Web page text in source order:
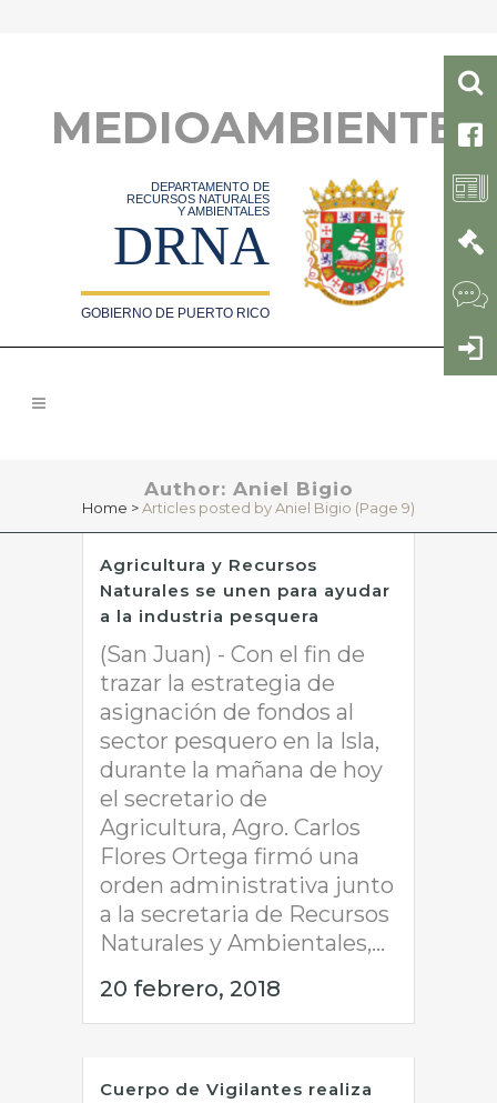
MEDIOAMBIENTE
DEPARTAMENTO DE
RECURSOS NATURALES
Y AMBIENTALES
DRNA
GOBIERNO DE PUERTO RICO
Author: Aniel Bigio
Home >Articles posted by Aniel Bigio (Page 9)
Agricultura y Recursos
Naturales se unen para ayudar
a la industria pesquera
(San Juan) - Con el fin de
trazar la estrategia de
asignación de fondos al
sector pesquero en la Isla,
durante la mañana de hoy
el secretario de
Agricultura, Agro. Carlos
Flores Ortega firmó una
orden administrativa junto
a la secretaria de Recursos
Naturales y Ambientales,...
20 febrero, 2018
Cuerpo de Vigilantes realiza